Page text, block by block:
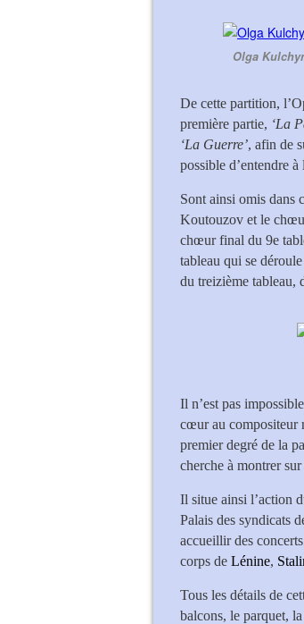
Olga
De cette partition,
première partie, ‘La
‘La Guerre’, afin de
possible d’entendre
Sont ainsi omis dans
Koutouzov et le
chœur final du 9e
tableau qui se
du treizième
Il n’est pas
cœur au compositeur
premier degré de la
cherche à montrer
Il situe ainsi l’action
Palais des syndicats
accueillir des
corps de Lénine,
Tous les détails de
balcons, le parquet,